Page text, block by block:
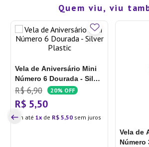
Quem viu, viu
Vela de Aniversário Mini
Número 6 Dourada - Silver
Plastic
R$ 6,90 20% OFF
R$ 5,50
Em até 1 de R$ 5,50 sem juros
Vela de
Número